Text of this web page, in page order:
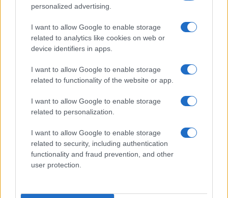
personalized advertising.
I want to allow Google to enable storage
related to analytics like cookies on web or
device identifiers in apps.
I want to allow Google to enable storage
related to functionality of the website or app.
I want to allow Google to enable storage
related to personalization.
I want to allow Google to enable storage
related to security, including authentication
functionality and fraud prevention, and other
user protection.